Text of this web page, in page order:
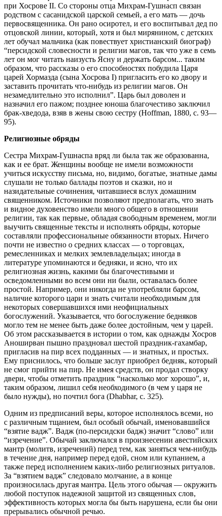
при Хосрове II. Со стороны отца Михрам-Гушнасп связан
родством с сасанидской царской семьей, а его мать — дочь
первосвященника. Он рано осиротел, и его воспитывал дед по
отцовской линии, который, хотя и был мирянином, с детских
лет обучал мальчика (как повествует xpистианский биограф)
“персидской словесности и религии магов, так что уже в семь
лет он мог читать наизусть Ясну и держать барсом... таким
образом, что рассказы о его способностях побудила Царя
царей Хормазда (сына Хосрова I) пригласить его ко двору и
заставить прочитать что-нибудь из религии магов. Он
незамедлительно это исполнил”. Царь был доволен и
назначил его пажом; позднее юноша благочестиво заключил
брак-хведода, взяв в жены свою сестру (Hoffman, 1880, с. 93—
95).
Религиозные обряды
Сестра Михрам-Гушнаспа вряд ли была так же образованна,
как и ее брат. Женщины вообще не имели возможности
учиться искусству письма, но, видимо, богатые, знатные дамы
слушали не только баллады поэтов и сказки, но и
назидательные сочинения, читавшиеся вслух домашним
священником. Источники позволяют предполагать, что знать
и видное духовенство имели много общего в отношении
религии, так как первые, обладая свободным временем, могли
выучить священные тексты и исполнять обряды, которые
составляли профессиональные обязанности вторых. Ничего
почти не известно о средних классах — о торговцах,
ремесленниках и мелких землевладельцах; иногда в
литературе упоминаются и бедняки, и ясно, что их
религиозная жизнь, какими бы благочестивыми и
осведомленными во всем они ни были, оставалась более
простой. Например, они никогда не употребляли барсом,
наличие которого цари и знать считали необходимым для
некоторых совершавшихся ими неофициальных
богослужений. Указывается, что богослужение бедняков
могло тем не менее быть даже более достойным, чем у царей.
Об этом рассказывается в истории о том, как однажды Хосров
Аноширван пышно праздновал шестой праздник-гахамбар,
пригласив на пир всех подданных — и знатных, и простых.
Ему приснилось, что больше заслуг приобрел бедняк, который
не смог прийти на пир. Не имея средств, он продал створку
двери, чтобы отметить праздник “насколько мог хорошо”, и,
таким образом, лишил себя необходимого (в чем у царя не
было нужды), но почтил бога (Dhabhar, c. 325).
Одним из предписаний веры, которое исполнялось всеми, но
с различным тщанием, был особый обычай, именовавшийся
“взятие вадж”. Вадж (по-персидски бадж) значит “слово” или
“изречение”. Обычай заключался в произнесении авестийских
мантр (молитв, изречений) перед тем, как заняться чем-нибудь
в течение дня, например перед едой, сном или купанием, а
также перед исполнением каких-либо религиозных ритуалов.
За “взятием вадж” следовало молчание, а в конце
произносилась другая мантра. Цель этого обычая — окружить
любой поступок надежной защитой из священных слов,
эффективность которых могла бы быть нарушена, если бы они
прерывались обычной речью.